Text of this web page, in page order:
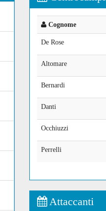
Cognome
De Rose
Altomare
Bernardi
Danti
Occhiuzzi
Perrelli
Attaccanti